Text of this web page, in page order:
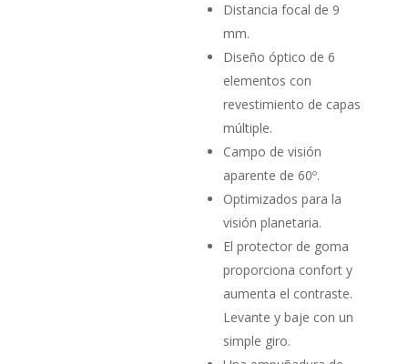
Distancia focal de 9
mm.
Diseño óptico de 6
elementos con
revestimiento de capas
múltiple.
Campo de visión
aparente de 60º.
Optimizados para la
visión planetaria.
El protector de goma
proporciona confort y
aumenta el contraste.
Levante y baje con un
simple giro.